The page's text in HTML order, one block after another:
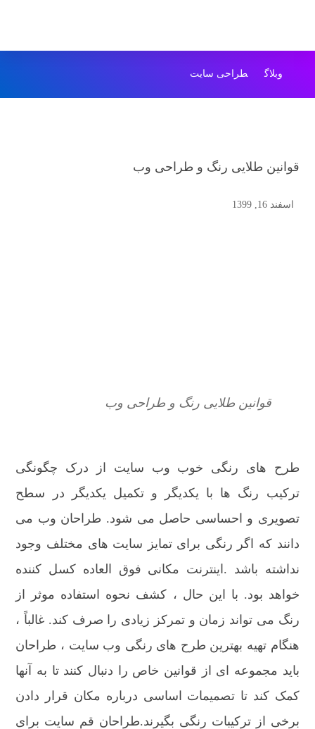
وبلاگ طراحی سایت
قوانین طلایی رنگ و طراحی وب
اسفند 16, 1399
قوانین طلایی رنگ و طراحی وب
طرح های رنگی خوب وب سایت از درک چگونگی
ترکیب رنگ ها با یکدیگر و تکمیل یکدیگر در سطح
تصویری و احساسی حاصل می شود. طراحان وب می
دانند که اگر رنگی برای تمایز سایت های مختلف وجود
نداشته باشد .اینترنت مکانی فوق العاده کسل کننده
خواهد بود. با این حال ، کشف نحوه استفاده موثر از
رنگ می تواند زمان و تمرکز زیادی را صرف کند. غالباً ،
هنگام تهیه بهترین طرح های رنگی وب سایت ، طراحان
باید مجموعه ای از قوانین خاص را دنبال کنند تا به آنها
کمک کند تا تصمیمات اساسی درباره مکان قرار دادن
برخی از ترکیبات رنگی بگیرند.طراحان قم سایت برای